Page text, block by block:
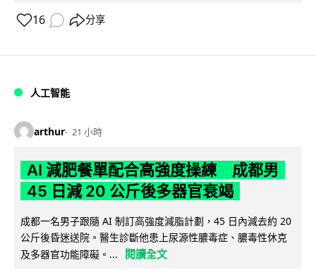
16 分享
人工智能
arthur 21 小時
AI 減肥餐單配合高強度操練 成都男
45 日減 20 公斤後多器官衰竭
成都一名男子跟隨 AI 制訂高強度減脂計劃，45 日內減去約 20
公斤後昏迷送院。醫生診斷他患上尿源性膿毒症、膿毒性休克
及多器官功能障礙。...
閱讀全文